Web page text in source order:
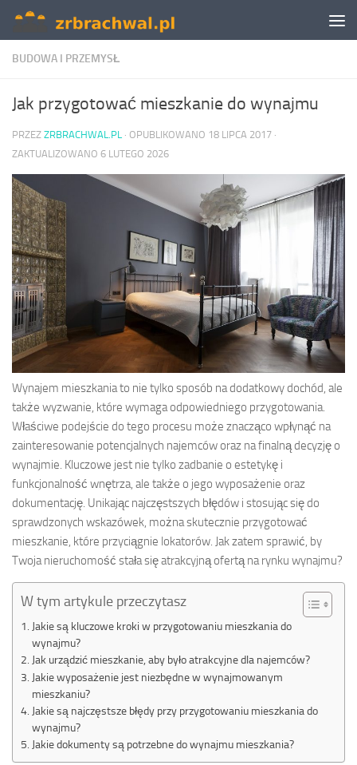
Skip to content
BUDOWA I PRZEMYSŁ
Jak przygotować mieszkanie do wynajmu
PRZEZ ZRBRACHWAL.PL · OPUBLIKOWANO 18 LIPCA 2017 ·
ZAKTUALIZOWANO 6 LUTEGO 2026
Wynajem mieszkania to nie tylko sposób na dodatkowy dochód, ale
także wyzwanie, które wymaga odpowiedniego przygotowania.
Właściwe podejście do tego procesu może znacząco wpłynąć na
zainteresowanie potencjalnych najemców oraz na finalną decyzję o
wynajmie. Kluczowe jest nie tylko zadbanie o estetykę i
funkcjonalność wnętrza, ale także o jego wyposażenie oraz
dokumentację. Unikając najczęstszych błędów i stosując się do
sprawdzonych wskazówek, można skutecznie przygotować
mieszkanie, które przyciągnie lokatorów. Jak zatem sprawić, by
Twoja nieruchomość stała się atrakcyjną ofertą na rynku wynajmu?
W tym artykule przeczytasz
Jakie są kluczowe kroki w przygotowaniu mieszkania do
wynajmu?
Jak urządzić mieszkanie, aby było atrakcyjne dla najemców?
Jakie wyposażenie jest niezbędne w wynajmowanym
mieszkaniu?
Jakie są najczęstsze błędy przy przygotowaniu mieszkania do
wynajmu?
Jakie dokumenty są potrzebne do wynajmu mieszkania?